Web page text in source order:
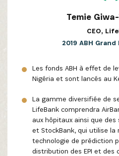
Temie
CEO,
2019 ABH
Les fonds ABH à effet de
Nigéria et sont lancés au
La gamme diversifiée de
LifeBank comprendra
aux hôpitaux ainsi que des
et StockBank, qui utilise
technologie de prédiction
distribution des EPI et des